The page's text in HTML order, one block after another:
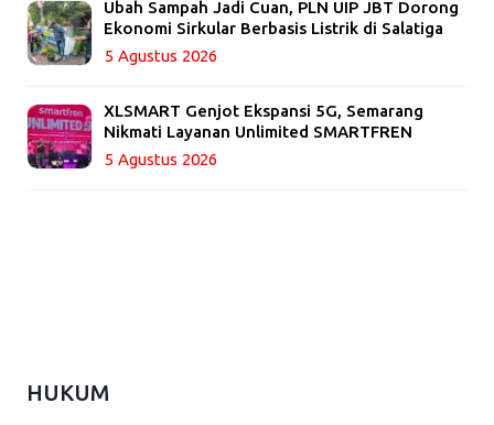
Ubah Sampah Jadi Cuan, PLN UIP JBT Dorong
Ekonomi Sirkular Berbasis Listrik di Salatiga
5 Agustus 2026
XLSMART Genjot Ekspansi 5G, Semarang
Nikmati Layanan Unlimited SMARTFREN
5 Agustus 2026
HUKUM